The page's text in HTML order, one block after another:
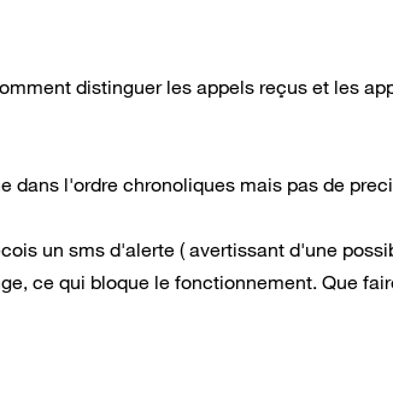
distinguer les appels reçus et les
dans l'ordre chronoliques mais pas de
un sms d'alerte ( avertissant d'une
ce qui bloque le fonctionnement. Que